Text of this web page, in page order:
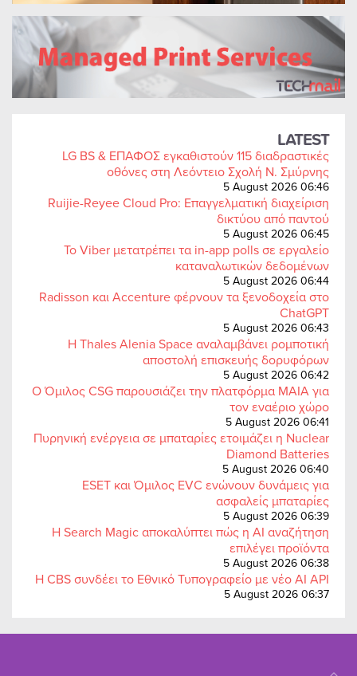
LATEST
LG BS & ΕΠΑΦΟΣ εγκαθιστούν 115 διαδραστικές
οθόνες στη Λεόντειο Σχολή Ν. Σμύρνης
5 August 2026 06:46
Ruijie-Reyee Cloud Pro: Επαγγελματική διαχείριση
δικτύου από παντού
5 August 2026 06:45
Το Viber μετατρέπει τα in-app polls σε εργαλείο
καταναλωτικών δεδομένων
5 August 2026 06:44
Radisson και Accenture φέρνουν τα ξενοδοχεία στο
ChatGPT
5 August 2026 06:43
Η Thales Alenia Space αναλαμβάνει ρομποτική
αποστολή επισκευής δορυφόρων
5 August 2026 06:42
Ο Όμιλος CSG παρουσιάζει την πλατφόρμα MAIA για
τον εναέριο χώρο
5 August 2026 06:41
Πυρηνική ενέργεια σε μπαταρίες ετοιμάζει η Nuclear
Diamond Batteries
5 August 2026 06:40
ESET και Όμιλος EVC ενώνουν δυνάμεις για
ασφαλείς μπαταρίες
5 August 2026 06:39
Η Search Magic αποκαλύπτει πώς η AI αναζήτηση
επιλέγει προϊόντα
5 August 2026 06:38
Η CBS συνδέει το Εθνικό Τυπογραφείο με νέο AI API
5 August 2026 06:37